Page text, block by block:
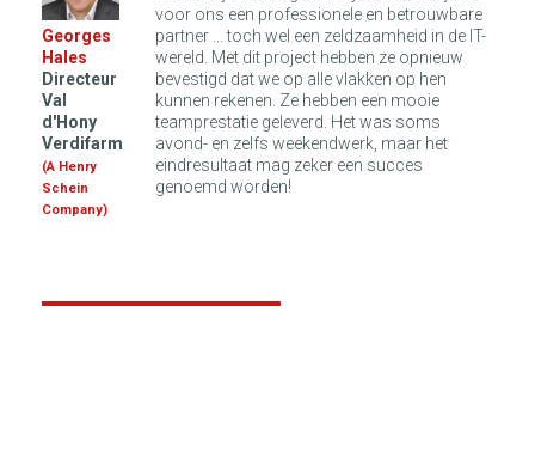
Georges
Hales
Directeur
Val
d'Hony
Verdifarm
(A Henry
Schein
Company)
voor ons een professionele en betrouwbare
partner … toch wel een zeldzaamheid in de IT-
wereld. Met dit project hebben ze opnieuw
bevestigd dat we op alle vlakken op hen
kunnen rekenen. Ze hebben een mooie
teamprestatie geleverd. Het was soms
avond- en zelfs weekendwerk, maar het
eindresultaat mag zeker een succes
genoemd worden!